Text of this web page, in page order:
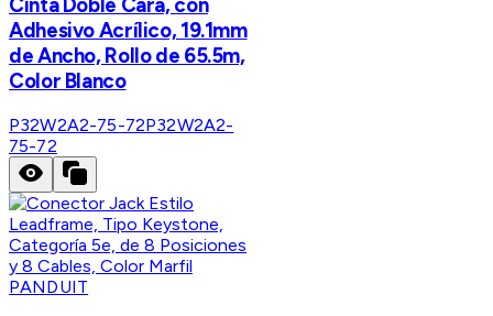
Cinta Doble Cara, con
Adhesivo Acrílico, 19.1mm
de Ancho, Rollo de 65.5m,
Color Blanco
P32W2A2-75-72P32W2A2-
75-72
PANDUIT